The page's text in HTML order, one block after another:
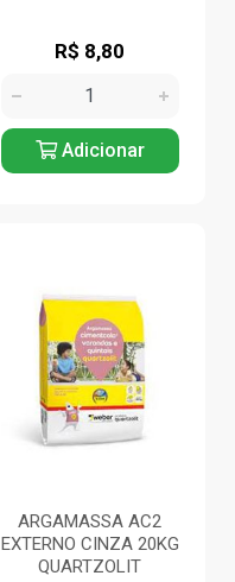
R$ 8,80
Adicionar
ARGAMASSA AC2
EXTERNO CINZA 20KG
QUARTZOLIT